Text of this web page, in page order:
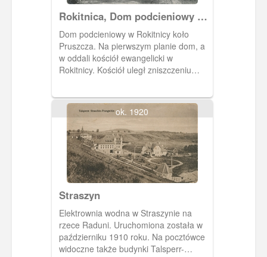
Rokitnica, Dom podcieniowy w
Rokitnicy
Dom podcieniowy w Rokitnicy koło
Pruszcza. Na pierwszym planie dom, a
w oddali kościół ewangelicki w
Rokitnicy. Kościół uległ zniszczeniu
ok. 1920
Straszyn
Elektrownia wodna w Straszynie na
rzece Raduni. Uruchomiona została w
październiku 1910 roku. Na pocztówce
widoczne także budynki Talsperr-